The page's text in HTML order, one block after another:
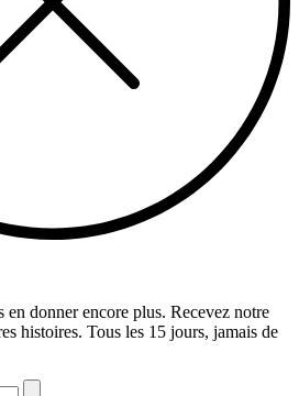
en donner encore plus. Recevez notre
histoires. Tous les 15 jours, jamais de